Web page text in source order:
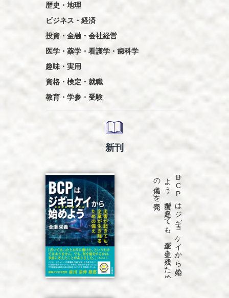
歴史・地理
ビジネス・経済
投資・金融・会社経営
医学・薬学・看護学・歯科学
趣味・実用
資格・検定・就職
教育・学参・受験
新刊
「B
C
P
は
ジ
ギ
ョ
ケ
イ
か
ら
始め
よ
う
災害が
起き
て
も
、
企業が
生き
残る
た
め
の
備え
」を
発売